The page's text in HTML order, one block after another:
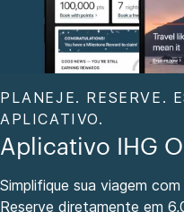
PLANEJE. RESERVE.
APLICATIVO.
Aplicativo IHG
Simplifique sua viagem
Reserve diretamente em